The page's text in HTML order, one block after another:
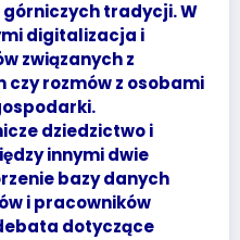
tradycji. W
digitalizacja i
związanych z
rozmów z osobami
dziedzictwo i
innymi dwie
bazy danych
i pracowników
dotyczące